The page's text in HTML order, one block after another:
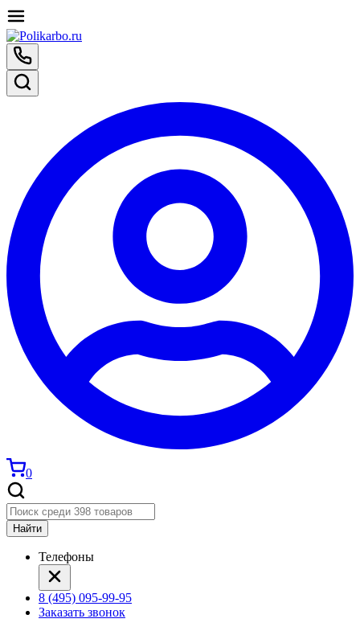
0
Найти
Телефоны
8 (495) 095-99-95
Заказать звонок